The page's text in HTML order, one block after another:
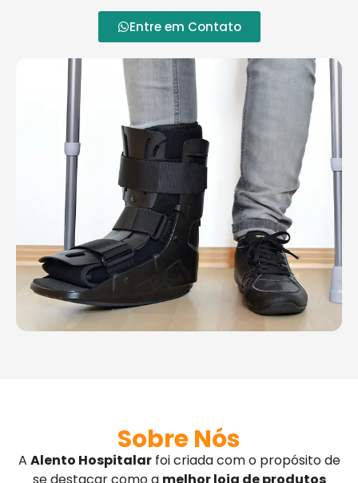
Entre em Contato
Sobre Nós
A Alento Hospitalarfoi criada com o propósito de